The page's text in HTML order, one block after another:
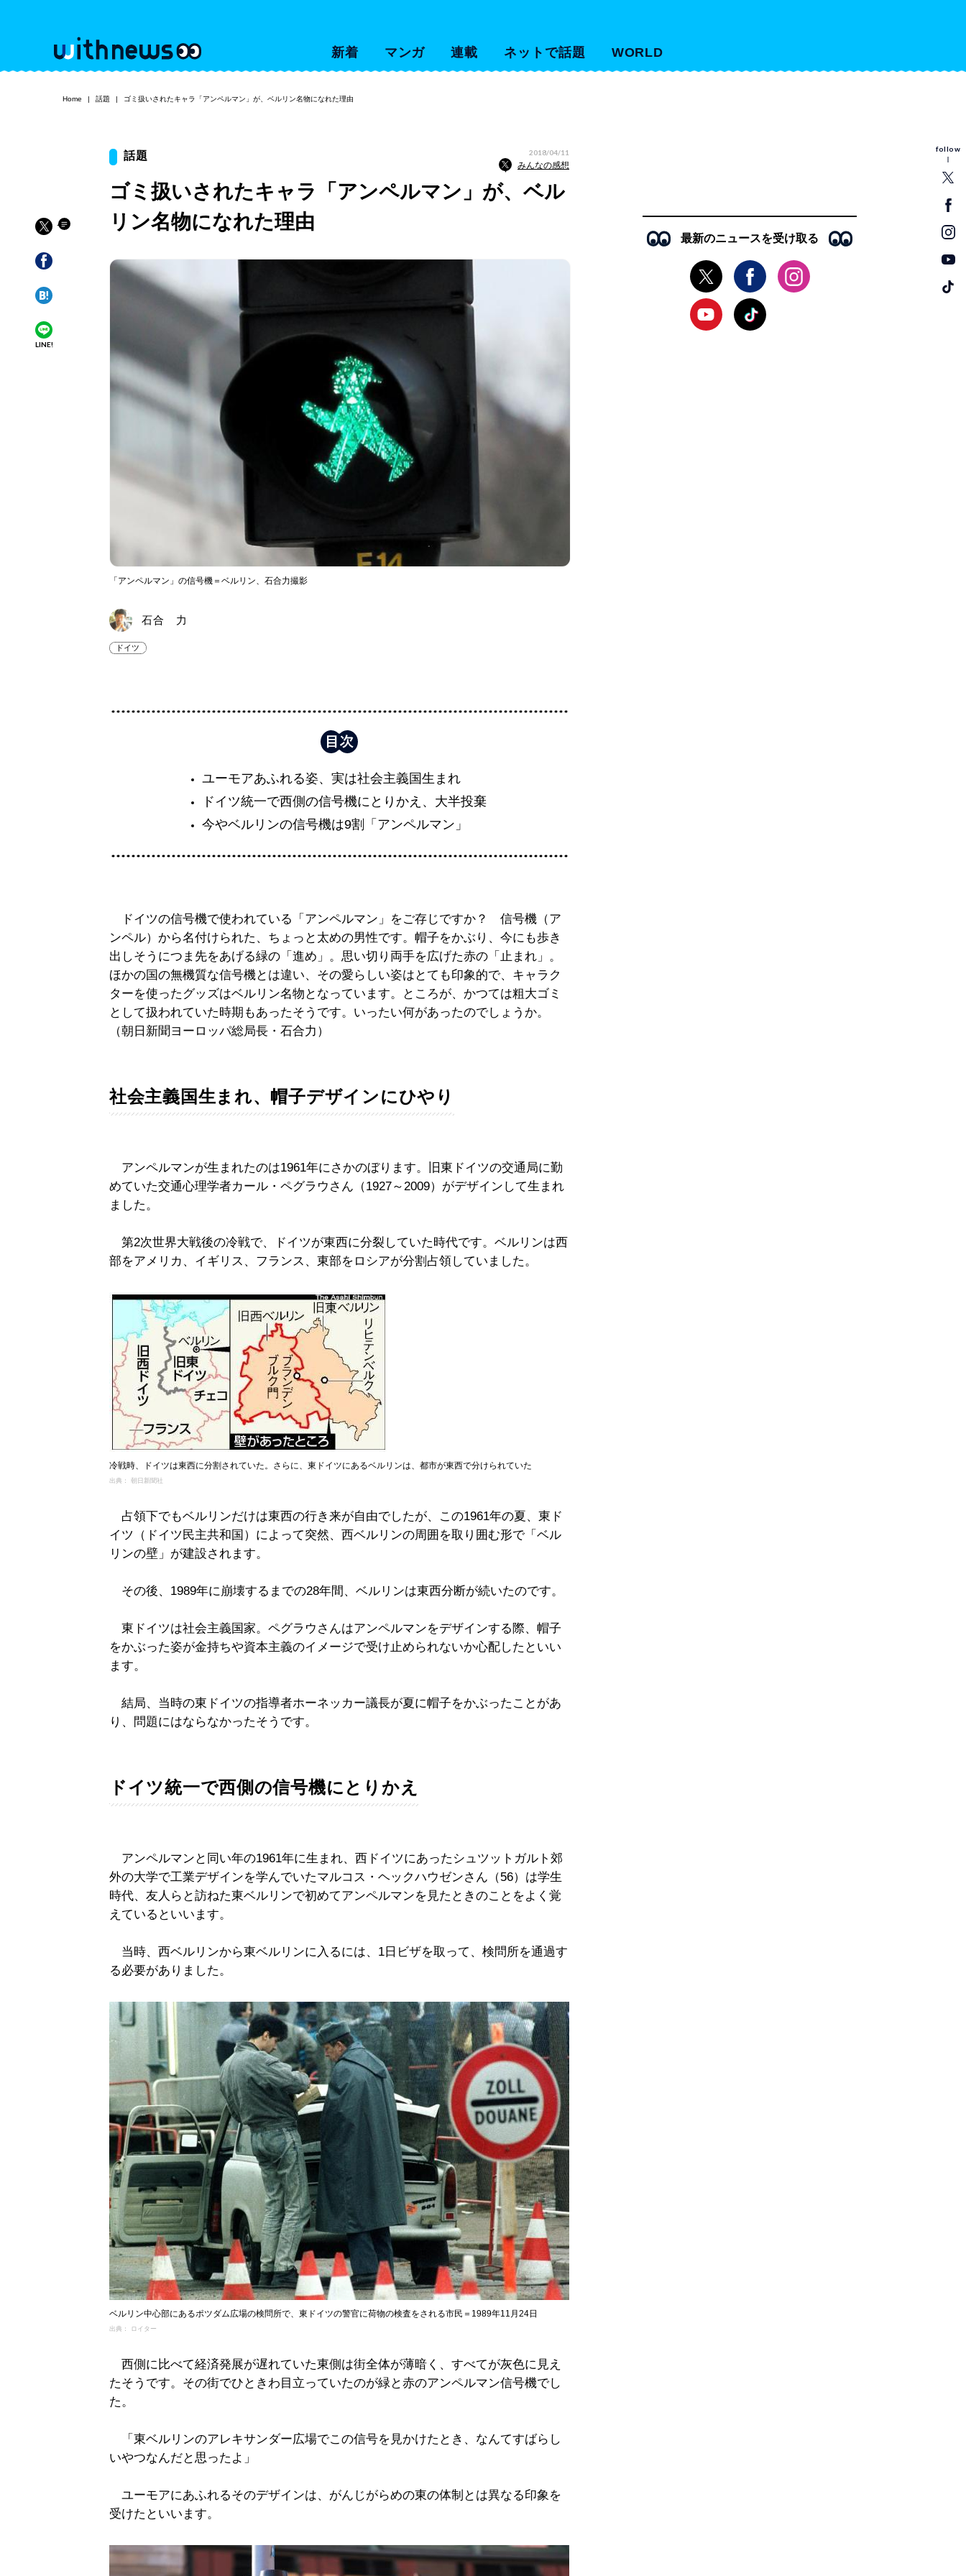
新着 マンガ 連載 ネットで話題 WORLD
follow
Home 話題 ゴミ扱いされたキャラ「アンペルマン」が、ベルリン名物になれた理由
LINE!
話題 2018/04/11
みんなの感想
ゴミ扱いされたキャラ「アンペルマン」が、ベル
リン名物になれた理由
「アンペルマン」の信号機＝ベルリン、石合力撮影
石合 力
ドイツ
ユーモアあふれる姿、実は社会主義国生まれ
ドイツ統一で西側の信号機にとりかえ、大半投棄
今やベルリンの信号機は9割「アンペルマン」
ドイツの信号機で使われている「アンペルマン」をご存じですか？ 信号機（ア
ンペル）から名付けられた、ちょっと太めの男性です。帽子をかぶり、今にも歩き
出しそうにつま先をあげる緑の「進め」。思い切り両手を広げた赤の「止まれ」。
ほかの国の無機質な信号機とは違い、その愛らしい姿はとても印象的で、キャラク
ターを使ったグッズはベルリン名物となっています。ところが、かつては粗大ゴミ
として扱われていた時期もあったそうです。いったい何があったのでしょうか。
（朝日新聞ヨーロッパ総局長・石合力）
社会主義国生まれ、帽子デザインにひやり
アンペルマンが生まれたのは1961年にさかのぼります。旧東ドイツの交通局に勤
めていた交通心理学者カール・ペグラウさん（1927～2009）がデザインして生まれ
ました。
第2次世界大戦後の冷戦で、ドイツが東西に分裂していた時代です。ベルリンは西
部をアメリカ、イギリス、フランス、東部をロシアが分割占領していました。
冷戦時、ドイツは東西に分割されていた。さらに、東ドイツにあるベルリンは、都市が東西で分けられていた
出典： 朝日新聞社
占領下でもベルリンだけは東西の行き来が自由でしたが、この1961年の夏、東ド
イツ（ドイツ民主共和国）によって突然、西ベルリンの周囲を取り囲む形で「ベル
リンの壁」が建設されます。
その後、1989年に崩壊するまでの28年間、ベルリンは東西分断が続いたのです。
東ドイツは社会主義国家。ペグラウさんはアンペルマンをデザインする際、帽子
をかぶった姿が金持ちや資本主義のイメージで受け止められないか心配したといい
ます。
結局、当時の東ドイツの指導者ホーネッカー議長が夏に帽子をかぶったことがあ
り、問題にはならなかったそうです。
ドイツ統一で西側の信号機にとりかえ
アンペルマンと同い年の1961年に生まれ、西ドイツにあったシュツットガルト郊
外の大学で工業デザインを学んでいたマルコス・ヘックハウゼンさん（56）は学生
時代、友人らと訪ねた東ベルリンで初めてアンペルマンを見たときのことをよく覚
えているといいます。
当時、西ベルリンから東ベルリンに入るには、1日ビザを取って、検問所を通過す
る必要がありました。
ベルリン中心部にあるポツダム広場の検問所で、東ドイツの警官に荷物の検査をされる市民＝1989年11月24日
出典： ロイター
西側に比べて経済発展が遅れていた東側は街全体が薄暗く、すべてが灰色に見え
たそうです。その街でひときわ目立っていたのが緑と赤のアンペルマン信号機でし
た。
「東ベルリンのアレキサンダー広場でこの信号を見かけたとき、なんてすばらし
いやつなんだと思ったよ」
ユーモアにあふれるそのデザインは、がんじがらめの東の体制とは異なる印象を
受けたといいます。
最新のニュースを受け取る